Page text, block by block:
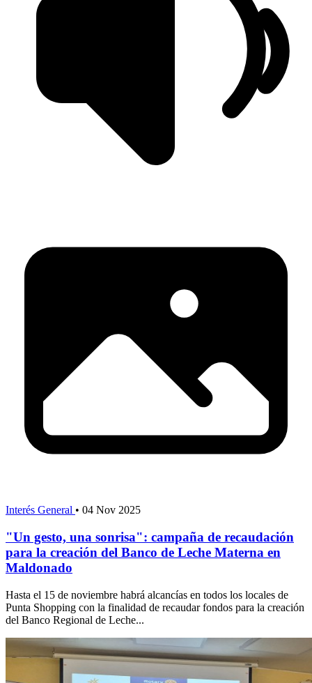
Interés General • 04 Nov 2025
"Un gesto, una sonrisa": campaña de recaudación
para la creación del Banco de Leche Materna en
Maldonado
Hasta el 15 de noviembre habrá alcancías en todos los locales de
Punta Shopping con la finalidad de recaudar fondos para la creación
del Banco Regional de Leche...